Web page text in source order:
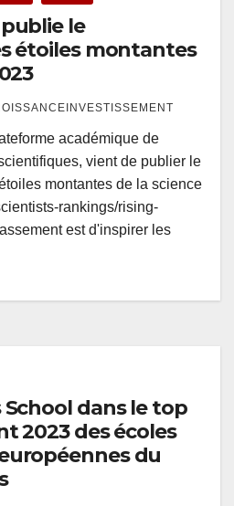
le
étoiles montantes
académique de
vient de publier le
montantes de la science
rankings/rising-
est d'inspirer les
School dans le top
2023 des écoles
du